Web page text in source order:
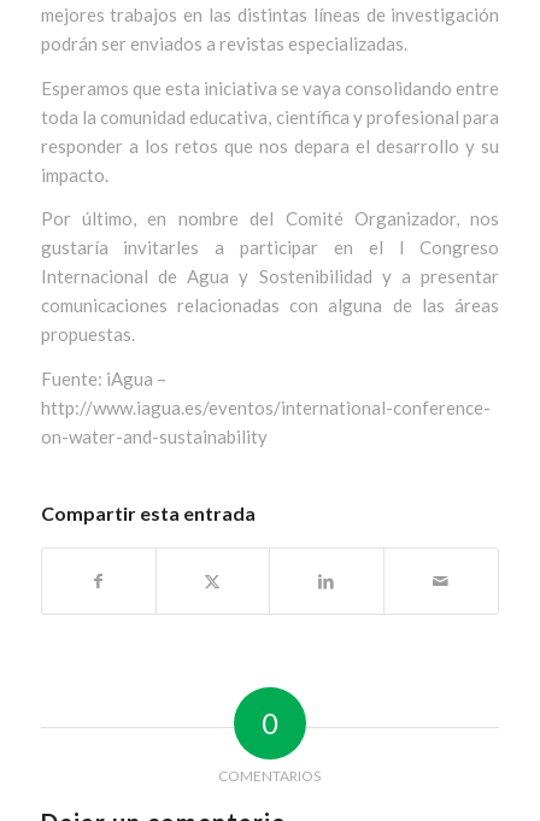
mejores trabajos en las distintas líneas de investigación
podrán ser enviados a revistas especializadas.
Esperamos que esta iniciativa se vaya consolidando entre
toda la comunidad educativa, científica y profesional para
responder a los retos que nos depara el desarrollo y su
impacto.
Por último, en nombre del Comité Organizador, nos
gustaría invitarles a participar en el I Congreso
Internacional de Agua y Sostenibilidad y a presentar
comunicaciones relacionadas con alguna de las áreas
propuestas.
Fuente: iAgua –
http://www.iagua.es/eventos/international-conference-
on-water-and-sustainability
Compartir esta entrada
0
COMENTARIOS